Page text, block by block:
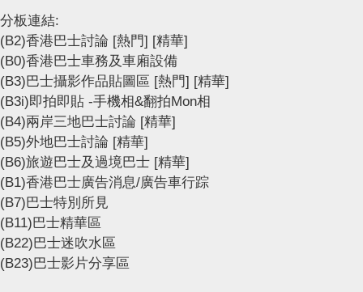
分板連結:
(B2)香港巴士討論 [熱門] [精華]
(B0)香港巴士車務及車廂設備
(B3)巴士攝影作品貼圖區 [熱門] [精華]
(B3i)即拍即貼 -手機相&翻拍Mon相
(B4)兩岸三地巴士討論 [精華]
(B5)外地巴士討論 [精華]
(B6)旅遊巴士及過境巴士 [精華]
(B1)香港巴士廣告消息/廣告車行踪
(B7)巴士特別所見
(B11)巴士精華區
(B22)巴士迷吹水區
(B23)巴士影片分享區